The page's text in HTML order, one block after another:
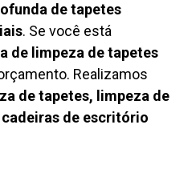
de tapetes
. Se você está
de limpeza de tapetes
Realizamos
de tapetes, limpeza de
de escritório